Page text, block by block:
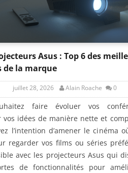
Asus : Top 6 des
de la marque
juillet 28, 2026 Alain Roache 0
faire évoluer vos
vos idées de manière nette et
l’intention d’amener le cinéma
regarder vos films ou séries
avec les projecteurs Asus qui
de fonctionnalités pour